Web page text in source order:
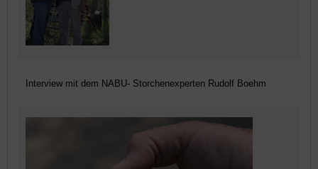
Interview mit dem NABU- Storchenexperten Rudolf Boehm